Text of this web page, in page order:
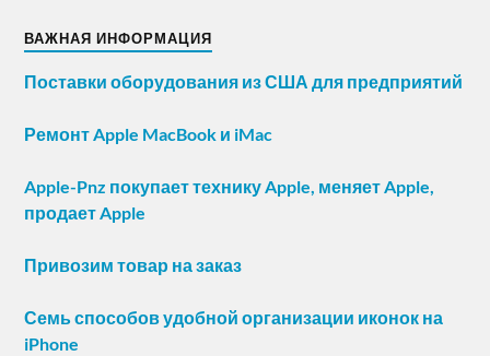
ВАЖНАЯ ИНФОРМАЦИЯ
Поставки оборудования из США для предприятий
Ремонт Apple MacBook и iMac
Apple-Pnz покупает технику Apple, меняет Apple,
продает Apple
Привозим товар на заказ
Семь способов удобной организации иконок на
iPhone